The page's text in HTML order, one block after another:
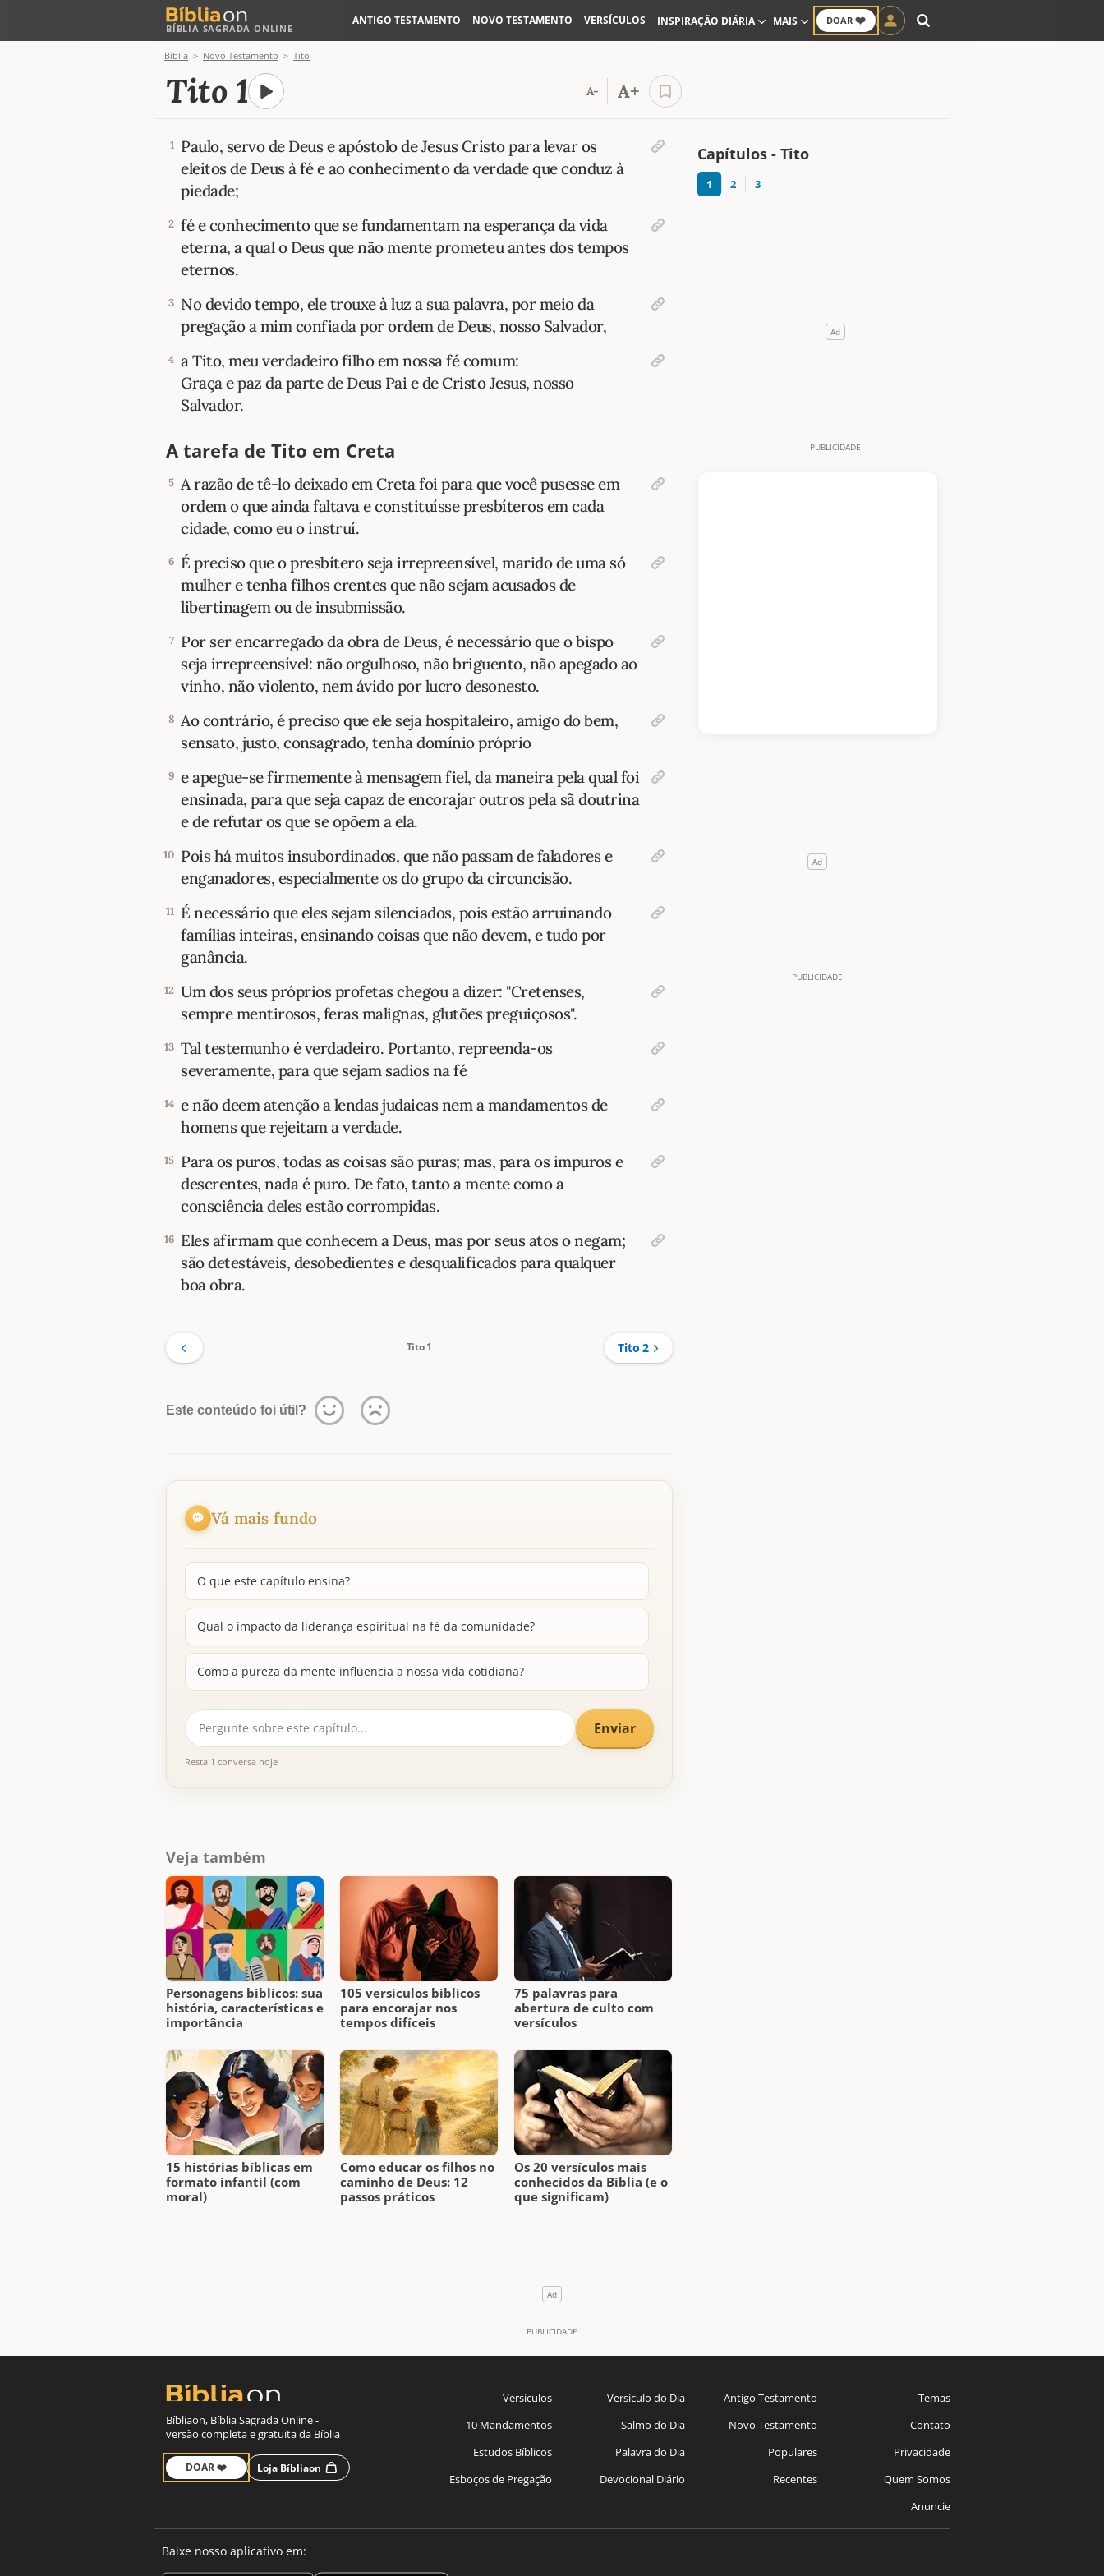
BÍBLIA SAGRADA ONLINE
DOAR ❤️
ANTIGO TESTAMENTO NOVO TESTAMENTO VERSÍCULOS INSPIRAÇÃO DIÁRIA MAIS
Bíblia Novo Testamento Tito
Tito 1 A- A+
1 Paulo, servo de Deus e apóstolo de Jesus Cristo para levar os
eleitos de Deus à fé e ao conhecimento da verdade que conduz à
piedade;
2 fé e conhecimento que se fundamentam na esperança da vida
eterna, a qual o Deus que não mente prometeu antes dos tempos
eternos.
3 No devido tempo, ele trouxe à luz a sua palavra, por meio da
pregação a mim confiada por ordem de Deus, nosso Salvador,
4 a Tito, meu verdadeiro filho em nossa fé comum:
Graça e paz da parte de Deus Pai e de Cristo Jesus, nosso
Salvador.
A tarefa de Tito em Creta
5 A razão de tê-lo deixado em Creta foi para que você pusesse em
ordem o que ainda faltava e constituísse presbíteros em cada
cidade, como eu o instruí.
6 É preciso que o presbítero seja irrepreensível, marido de uma só
mulher e tenha filhos crentes que não sejam acusados de
libertinagem ou de insubmissão.
7 Por ser encarregado da obra de Deus, é necessário que o bispo
seja irrepreensível: não orgulhoso, não briguento, não apegado ao
vinho, não violento, nem ávido por lucro desonesto.
8 Ao contrário, é preciso que ele seja hospitaleiro, amigo do bem,
sensato, justo, consagrado, tenha domínio próprio
9 e apegue-se firmemente à mensagem fiel, da maneira pela qual foi
ensinada, para que seja capaz de encorajar outros pela sã doutrina
e de refutar os que se opõem a ela.
10 Pois há muitos insubordinados, que não passam de faladores e
enganadores, especialmente os do grupo da circuncisão.
11 É necessário que eles sejam silenciados, pois estão arruinando
famílias inteiras, ensinando coisas que não devem, e tudo por
ganância.
12 Um dos seus próprios profetas chegou a dizer: "Cretenses,
sempre mentirosos, feras malignas, glutões preguiçosos".
13 Tal testemunho é verdadeiro. Portanto, repreenda-os
severamente, para que sejam sadios na fé
14 e não deem atenção a lendas judaicas nem a mandamentos de
homens que rejeitam a verdade.
15 Para os puros, todas as coisas são puras; mas, para os impuros e
descrentes, nada é puro. De fato, tanto a mente como a
consciência deles estão corrompidas.
16 Eles afirmam que conhecem a Deus, mas por seus atos o negam;
são detestáveis, desobedientes e desqualificados para qualquer
boa obra.
Tito 1 Tito 2
Este conteúdo foi útil?
Vá mais fundo
O que este capítulo ensina?
Qual o impacto da liderança espiritual na fé da comunidade?
Como a pureza da mente influencia a nossa vida cotidiana?
Enviar
Resta 1 conversa hoje
Veja também
Personagens bíblicos: sua
história, características e
importância
105 versículos bíblicos
para encorajar nos
tempos difíceis
75 palavras para
abertura de culto com
versículos
15 histórias bíblicas em
formato infantil (com
moral)
Como educar os filhos no
caminho de Deus: 12
passos práticos
Os 20 versículos mais
conhecidos da Bíblia (e o
que significam)
Capítulos - Tito
1 2 3
Bíbliaon, Bíblia Sagrada Online -
versão completa e gratuita da Bíblia
DOAR ❤️ Loja Bíbliaon
Versículos
10 Mandamentos
Estudos Bíblicos
Esboços de Pregação
Versículo do Dia
Salmo do Dia
Palavra do Dia
Devocional Diário
Antigo Testamento
Novo Testamento
Populares
Recentes
Temas
Contato
Privacidade
Quem Somos
Anuncie
Baixe nosso aplicativo em: